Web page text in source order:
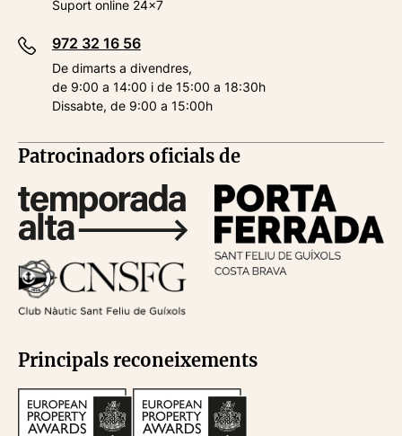
Suport online 24x7
972 32 16 56
De dimarts a divendres,
de 9:00 a 14:00 i de 15:00 a 18:30h
Dissabte, de 9:00 a 15:00h
Patrocinadors oficials de
Principals reconeixements